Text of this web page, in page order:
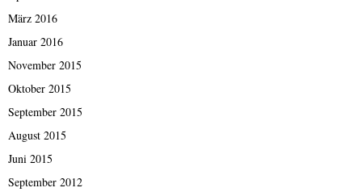
März 2016
Januar 2016
November 2015
Oktober 2015
September 2015
August 2015
Juni 2015
September 2012